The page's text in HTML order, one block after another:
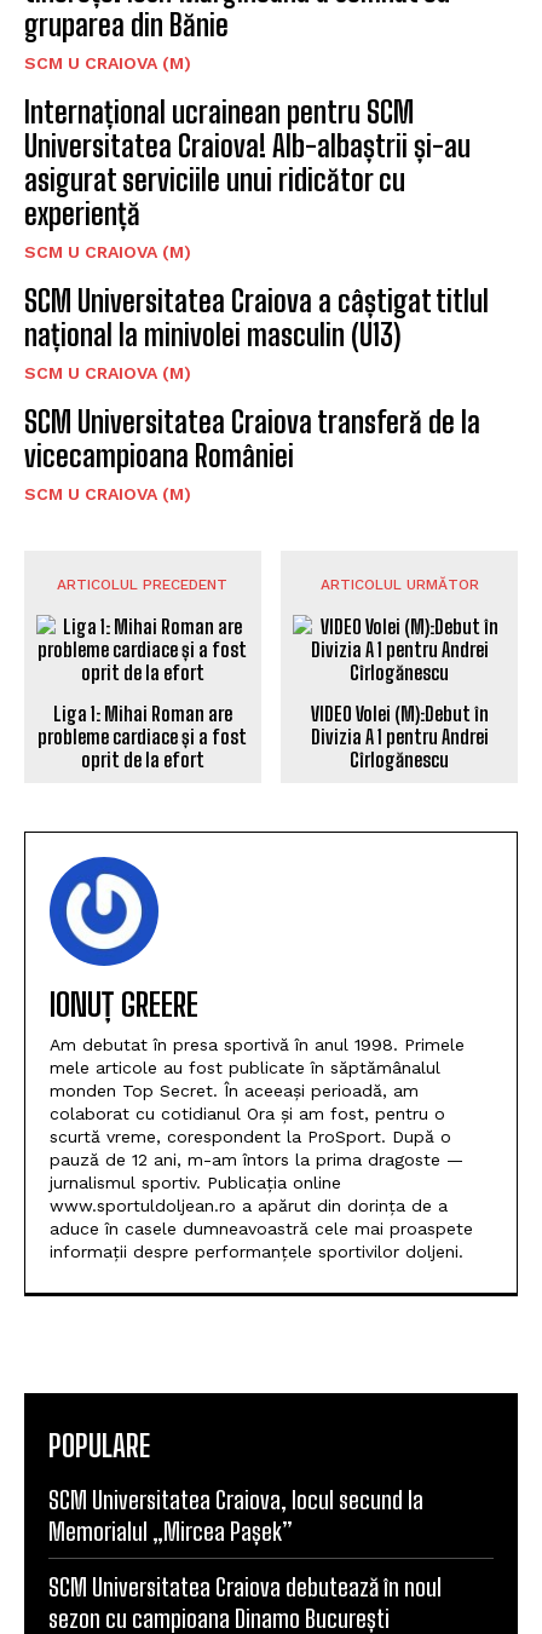
gruparea din Bănie
SCM U CRAIOVA (M)
Internațional ucrainean pentru SCM
Universitatea Craiova! Alb-albaștrii și-au
asigurat serviciile unui ridicător cu
experiență
SCM U CRAIOVA (M)
SCM Universitatea Craiova a câștigat titlul
național la minivolei masculin (U13)
SCM U CRAIOVA (M)
SCM Universitatea Craiova transferă de la
vicecampioana României
SCM U CRAIOVA (M)
ARTICOLUL PRECEDENT
Liga 1: Mihai Roman are
probleme cardiace și a fost
oprit de la efort
ARTICOLUL URMĂTOR
VIDEO Volei (M):Debut în
Divizia A 1 pentru Andrei
Cîrlogănescu
IONUȚ GREERE
Am debutat în presa sportivă în anul 1998. Primele
mele articole au fost publicate în săptămânalul
monden Top Secret. În aceeași perioadă, am
colaborat cu cotidianul Ora și am fost, pentru o
scurtă vreme, corespondent la ProSport. După o
pauză de 12 ani, m-am întors la prima dragoste —
jurnalismul sportiv. Publicația online
www.sportuldoljean.ro a apărut din dorința de a
aduce în casele dumneavoastră cele mai proaspete
informații despre performanțele sportivilor doljeni.
POPULARE
SCM Universitatea Craiova, locul secund la
Memorialul „Mircea Pașek”
SCM Universitatea Craiova debutează în noul
sezon cu campioana Dinamo București